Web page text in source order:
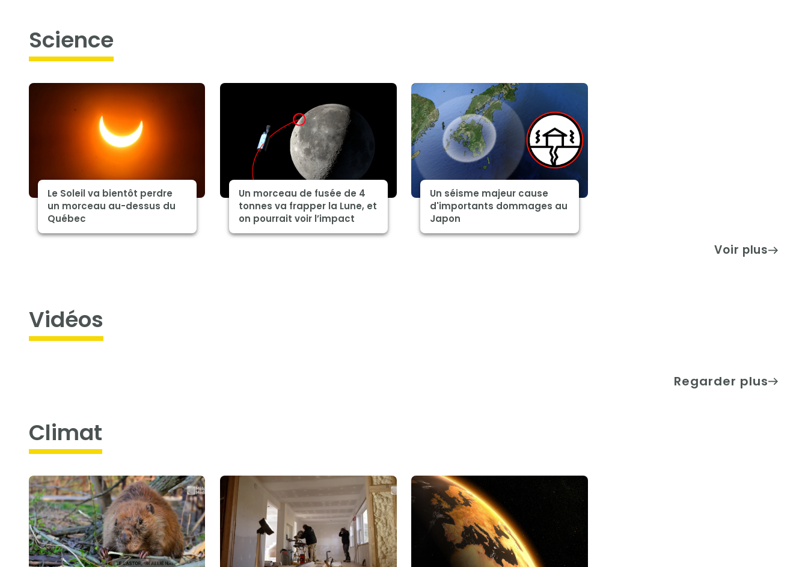
science
Le Soleil va bientôt perdre
un morceau au-dessus du
Québec
Un morceau de fusée de 4
tonnes va frapper la Lune, et
on pourrait voir l’impact
Un séisme majeur cause
d'importants dommages au
Japon
Voir plus
Vidéos
Regarder plus
climat